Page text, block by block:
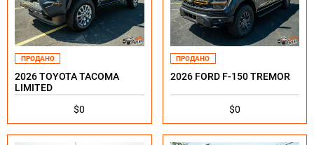
ПРОДАНО
2026 TOYOTA TACOMA
LIMITED
$0
ПРОДАНО
2026 FORD F-150 TREMOR
$0